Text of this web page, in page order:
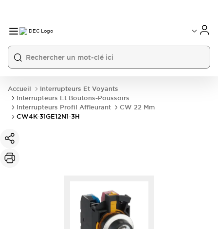
Accueil
Interrupteurs Et Voyants
Interrupteurs Et Boutons-Poussoirs
Interrupteurs Profil Affleurant
CW 22 Mm
CW4K-31GE12N1-3H